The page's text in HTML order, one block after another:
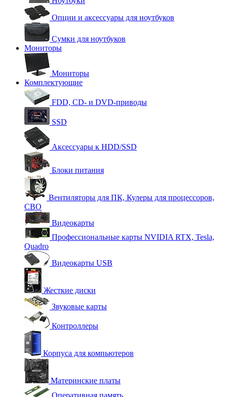
Опции и аксессуары для ноутбуков
Сумки для ноутбуков
Мониторы
Мониторы
Комплектующие
FDD, CD- и DVD-приводы
SSD
Аксессуары к HDD/SSD
Блоки питания
Вентиляторы для ПК, Кулеры для процессоров,
СВО
Видеокарты
Профессиональные карты NVIDIA RTX, Tesla,
Quadro
Видеокарты USB
Жесткие диски
Звуковые карты
Контроллеры
Корпуса для компьютеров
Материнские платы
Оперативная память